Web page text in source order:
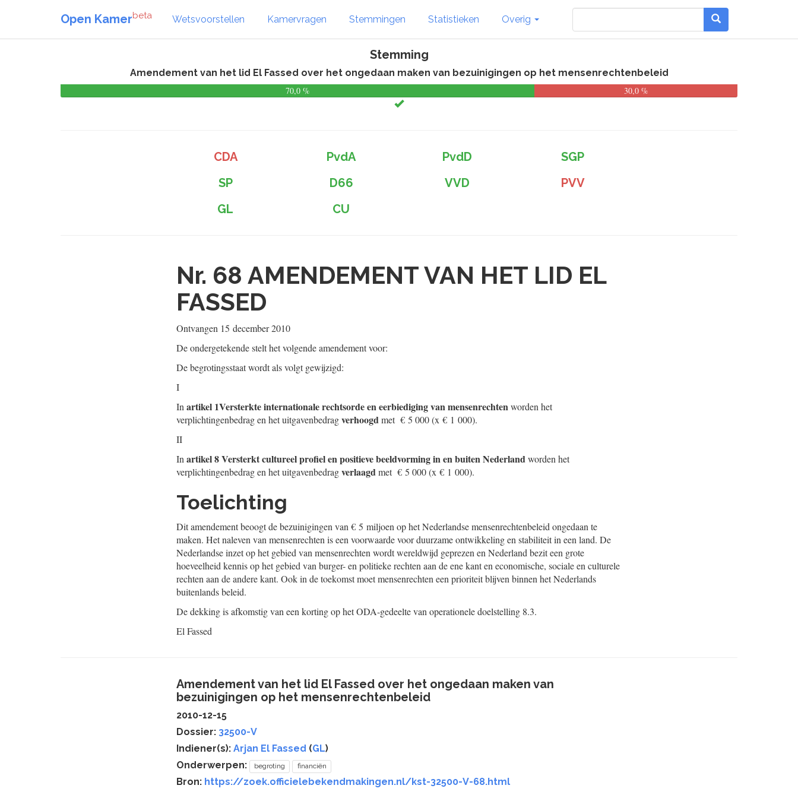
Open Kamerbeta Wetsvoorstellen Kamervragen Stemmingen Statistieken Overig
Stemming
Amendement van het lid El Fassed over het ongedaan maken van bezuinigingen op het mensenrechtenbeleid
70,0 %
30,0 %
CDA PvdA PvdD
SGP
SP
D66 VVD
PVV
GL
CU
Nr. 68 AMENDEMENT VAN HET LID EL
FASSED
Ontvangen 15 december 2010
De ondergetekende stelt het volgende amendement voor:
De begrotingsstaat wordt als volgt gewijzigd:
I
In artikel 1Versterkte internationale rechtsorde en eerbiediging van mensenrechtenworden het
verplichtingenbedrag en het uitgavenbedragverhoogdmet € 5 000 (x € 1 000).
II
In artikel 8 Versterkt cultureel profiel en positieve beeldvorming in en buiten Nederlandworden het
verplichtingenbedrag en het uitgavenbedragverlaagdmet € 5 000 (x € 1 000).
Toelichting
Dit amendement beoogt de bezuinigingen van € 5 miljoen op het Nederlandse mensenrechtenbeleid ongedaan te
maken. Het naleven van mensenrechten is een voorwaarde voor duurzame ontwikkeling en stabiliteit in een land. De
Nederlandse inzet op het gebied van mensenrechten wordt wereldwijd geprezen en Nederland bezit een grote
hoeveelheid kennis op het gebied van burger- en politieke rechten aan de ene kant en economische, sociale en culturele
rechten aan de andere kant. Ook in de toekomst moet mensenrechten een prioriteit blijven binnen het Nederlands
buitenlands beleid.
De dekking is afkomstig van een korting op het ODA-gedeelte van operationele doelstelling 8.3.
El Fassed
Amendement van het lid El Fassed over het ongedaan maken van
bezuinigingen op het mensenrechtenbeleid
2010-12-15
Dossier: 32500-V
Indiener(s): Arjan El Fassed (GL)
Onderwerpen:
begroting financiën
Bron: https://zoek.officielebekendmakingen.nl/kst-32500-V-68.html